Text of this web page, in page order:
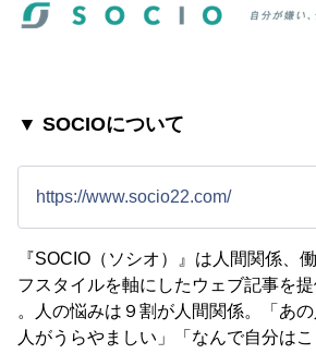
▼ SOCIOについて
https://www.socio22.com/
『SOCIO（ソシオ）』は人間関係、
フスタイルを軸にしたウェブ記事を
。人の悩みは９割が人間関係。「あ
人がうらやましい」「なんで自分はこ